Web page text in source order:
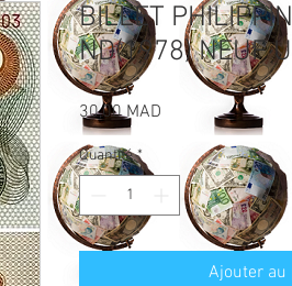
BILLET
ND(1978) NEUF
30,00 MAD
Quantité *
Ajouter au